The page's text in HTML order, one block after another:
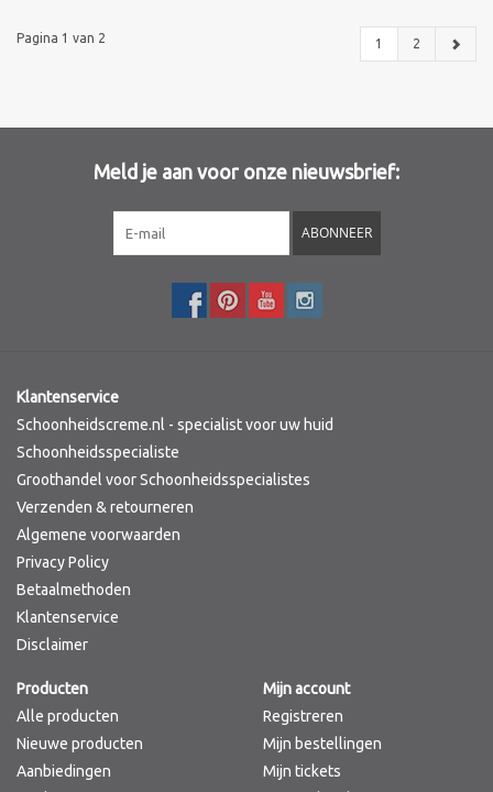
Pagina 1 van 2 1 2
Meld je aan voor onze nieuwsbrief:
ABONNEER
Klantenservice
Schoonheidscreme.nl - specialist voor uw huid
Schoonheidsspecialiste
Groothandel voor Schoonheidsspecialistes
Verzenden & retourneren
Algemene voorwaarden
Privacy Policy
Betaalmethoden
Klantenservice
Disclaimer
Producten
Alle producten
Nieuwe producten
Aanbiedingen
Mijn account
Registreren
Mijn bestellingen
Mijn tickets